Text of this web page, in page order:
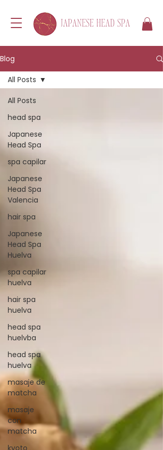
Blog
All Posts
head spa
Japanese
Head Spa
spa capilar
Japanese
Head Spa
Valencia
hair spa
Japanese
Head Spa
Huelva
spa capilar
huelva
hair spa
huelva
head spa
huelvba
head spa
huelva
masaje de
matcha
masaje
con
matcha
All Posts